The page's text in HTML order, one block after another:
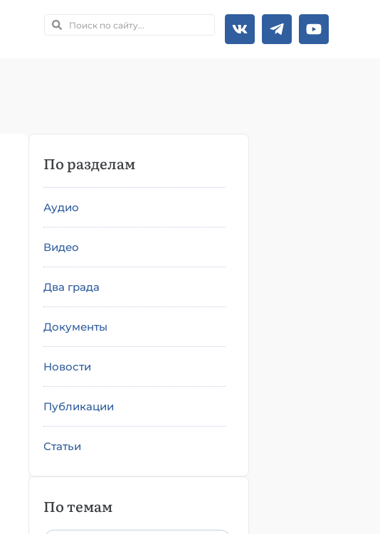
По разделам
Аудио
Видео
Два града
Документы
Новости
Публикации
Статьи
По темам